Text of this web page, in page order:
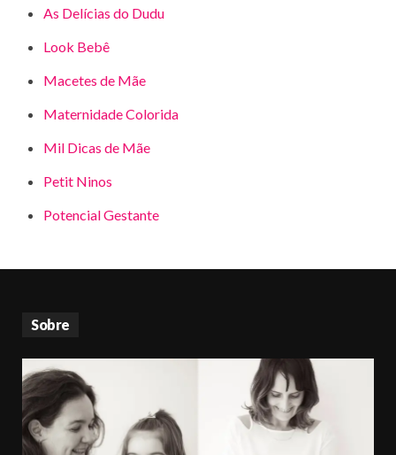
As Delícias do Dudu
Look Bebê
Macetes de Mãe
Maternidade Colorida
Mil Dicas de Mãe
Petit Ninos
Potencial Gestante
Sobre